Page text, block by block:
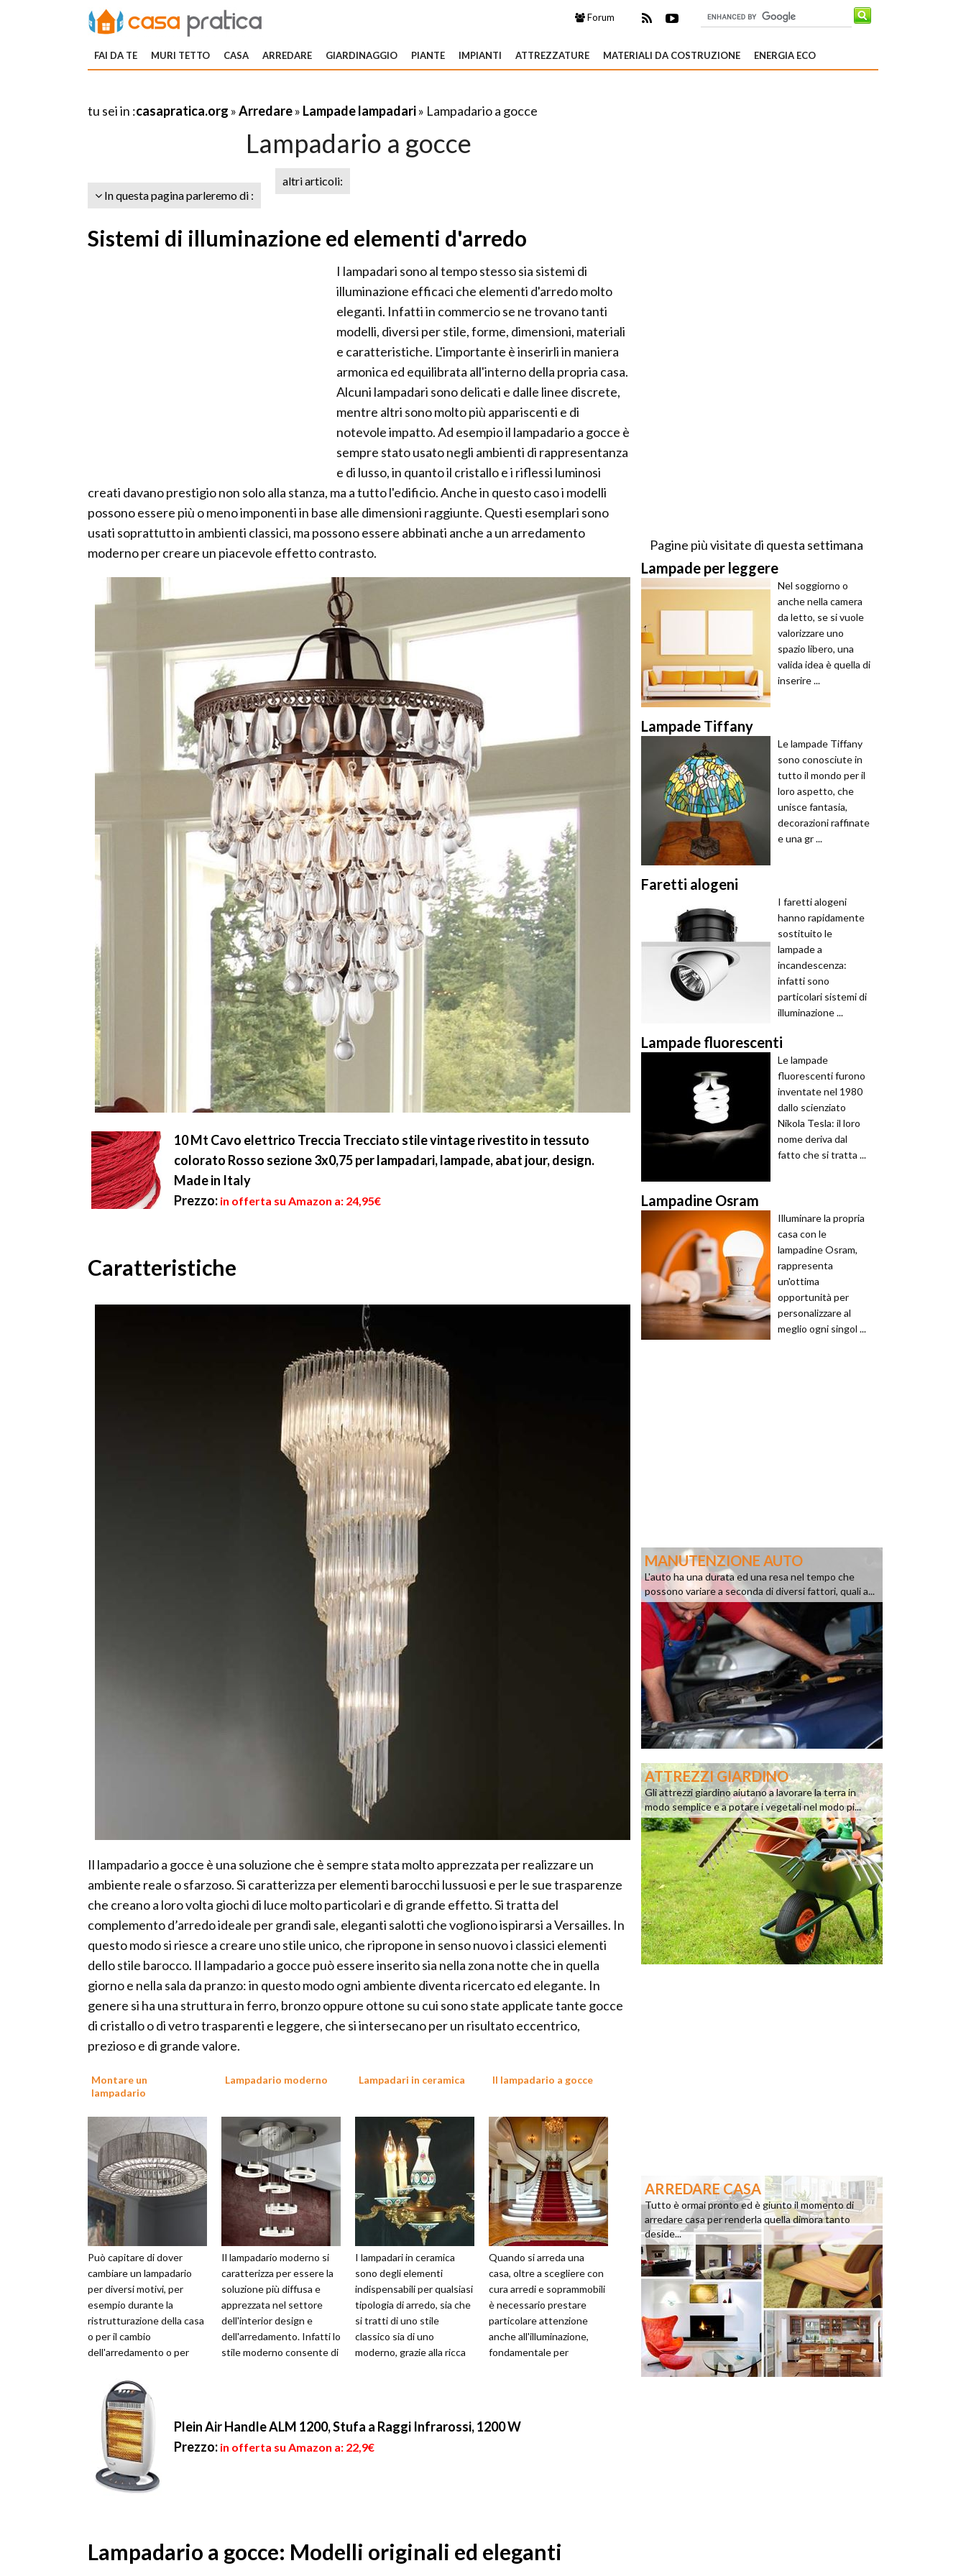
Forum
FAI DA TE MURI TETTO CASA ARREDARE GIARDINAGGIO PIANTE IMPIANTI ATTREZZATURE MATERIALI DA COSTRUZIONE ENERGIA ECO
tu sei in :casapratica.org »Arredare» Lampade lampadari» Lampadario a gocce
Lampadario a gocce
In questa pagina parleremo di :
altri articoli:
Sistemi di illuminazione ed elementi d'arredo
I lampadari sono al tempo stesso sia sistemi di
illuminazione efficaci che elementi d'arredo molto
eleganti. Infatti in commercio se ne trovano tanti
modelli, diversi per stile, forme, dimensioni, materiali
e caratteristiche. L'importante è inserirli in maniera
armonica ed equilibrata all'interno della propria casa.
Alcuni lampadari sono delicati e dalle linee discrete,
mentre altri sono molto più appariscenti e di
notevole impatto. Ad esempio il lampadario a gocce è
sempre stato usato negli ambienti di rappresentanza
e di lusso, in quanto il cristallo e i riflessi luminosi
creati davano prestigio non solo alla stanza, ma a tutto l'edificio. Anche in questo caso i modelli
possono essere più o meno imponenti in base alle dimensioni raggiunte. Questi esemplari sono
usati soprattutto in ambienti classici, ma possono essere abbinati anche a un arredamento
moderno per creare un piacevole effetto contrasto.
10 Mt Cavo elettrico Treccia Trecciato stile vintage rivestito in tessuto
colorato Rosso sezione 3x0,75 per lampadari, lampade, abat jour, design.
Made in Italy
Prezzo: in offerta su Amazon a: 24,95€
Caratteristiche
Il lampadario a gocce è una soluzione che è sempre stata molto apprezzata per realizzare un
ambiente reale o sfarzoso. Si caratterizza per elementi barocchi lussuosi e per le sue trasparenze
che creano a loro volta giochi di luce molto particolari e di grande effetto. Si tratta del
complemento d’arredo ideale per grandi sale, eleganti salotti che vogliono ispirarsi a Versailles. In
questo modo si riesce a creare uno stile unico, che ripropone in senso nuovo i classici elementi
dello stile barocco. Il lampadario a gocce può essere inserito sia nella zona notte che in quella
giorno e nella sala da pranzo: in questo modo ogni ambiente diventa ricercato ed elegante. In
genere si ha una struttura in ferro, bronzo oppure ottone su cui sono state applicate tante gocce
di cristallo o di vetro trasparenti e leggere, che si intersecano per un risultato eccentrico,
prezioso e di grande valore.
Montare un
lampadario
Può capitare di dover
cambiare un lampadario
per diversi motivi, per
esempio durante la
ristrutturazione della casa
o per il cambio
dell'arredamento o per
sia, montare un lampa...
Lampadario moderno
Il lampadario moderno si
caratterizza per essere la
soluzione più diffusa e
apprezzata nel settore
dell'interior design e
dell'arredamento. Infatti lo
stile moderno consente di
Lampadari in ceramica
I lampadari in ceramica
sono degli elementi
indispensabili per qualsiasi
tipologia di arredo, sia che
si tratti di uno stile
classico sia di uno
moderno, grazie alla ricca
Il lampadario a gocce
Quando si arreda una
casa, oltre a scegliere con
cura arredi e soprammobili
è necessario prestare
particolare attenzione
anche all'illuminazione,
fondamentale per
Plein Air Handle ALM 1200, Stufa a Raggi Infrarossi, 1200 W
Prezzo: in offerta su Amazon a: 22,9€
Lampadario a gocce: Modelli originali ed eleganti
Pagine più visitate di questa settimana
Lampade per leggere
Nel soggiorno o
anche nella camera
da letto, se si vuole
valorizzare uno
spazio libero, una
valida idea è quella di
inserire ...
Lampade Tiffany
Le lampade Tiffany
sono conosciute in
tutto il mondo per il
loro aspetto, che
unisce fantasia,
decorazioni raffinate
e una gr ...
Faretti alogeni
I faretti alogeni
hanno rapidamente
sostituito le
lampade a
incandescenza:
infatti sono
particolari sistemi di
illuminazione ...
Lampade fluorescenti
Le lampade
fluorescenti furono
inventate nel 1980
dallo scienziato
Nikola Tesla: il loro
nome deriva dal
fatto che si tratta ...
Lampadine Osram
Illuminare la propria
casa con le
lampadine Osram,
rappresenta
un'ottima
opportunità per
personalizzare al
meglio ogni singol ...
MANUTENZIONE AUTO
L'auto ha una durata ed una resa nel tempo che
possono variare a seconda di diversi fattori, quali a...
ATTREZZI GIARDINO
Gli attrezzi giardino aiutano a lavorare la terra in
modo semplice e a potare i vegetali nel modo pi...
ARREDARE CASA
Tutto è ormai pronto ed è giunto il momento di
arredare casa per renderla quella dimora tanto
deside...